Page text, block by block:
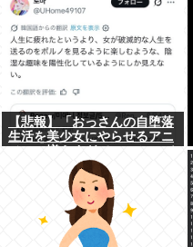
【悲報】「おっさんの自堕落
生活を美少女にやらせるアニ